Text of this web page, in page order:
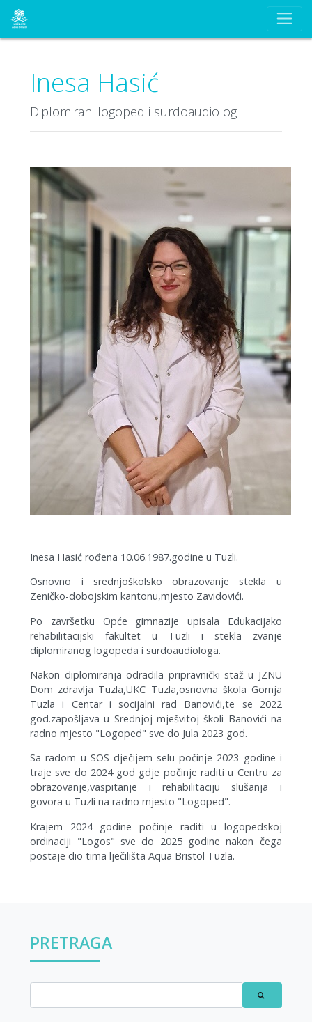
Inesa Hasić
Diplomirani logoped i surdoaudiolog
Inesa Hasić rođena 10.06.1987.godine u Tuzli.
Osnovno i srednjoškolsko obrazovanje stekla u
Zeničko-dobojskim kantonu,mjesto Zavidovići.
Po završetku Opće gimnazije upisala Edukacijako
rehabilitacijski fakultet u Tuzli i stekla zvanje
diplomiranog logopeda i surdoaudiologa.
Nakon diplomiranja odradila pripravnički staž u JZNU
Dom zdravlja Tuzla,UKC Tuzla,osnovna škola Gornja
Tuzla i Centar i socijalni rad Banovići,te se 2022
god.zapošljava u Srednjoj mješvitoj školi Banovići na
radno mjesto "Logoped" sve do Jula 2023 god.
Sa radom u SOS dječijem selu počinje 2023 godine i
traje sve do 2024 god gdje počinje raditi u Centru za
obrazovanje,vaspitanje i rehabilitaciju slušanja i
govora u Tuzli na radno mjesto "Logoped".
Krajem 2024 godine počinje raditi u logopedskoj
ordinaciji "Logos" sve do 2025 godine nakon čega
postaje dio tima lječilišta Aqua Bristol Tuzla.
PRETRAGA